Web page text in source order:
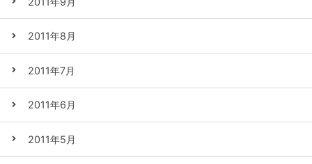
2011年8月
2011年7月
2011年6月
2011年5月